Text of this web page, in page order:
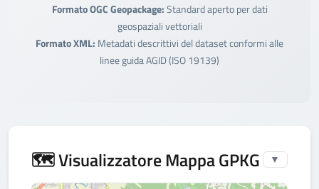
Formato OGC Geopackage:Standard aperto per dati
geospaziali vettoriali
Formato XML: Metadati descrittivi del dataset conformi alle
linee guida AGID (ISO 19139)
🗺️ Visualizzatore Mappa GPKG ▼